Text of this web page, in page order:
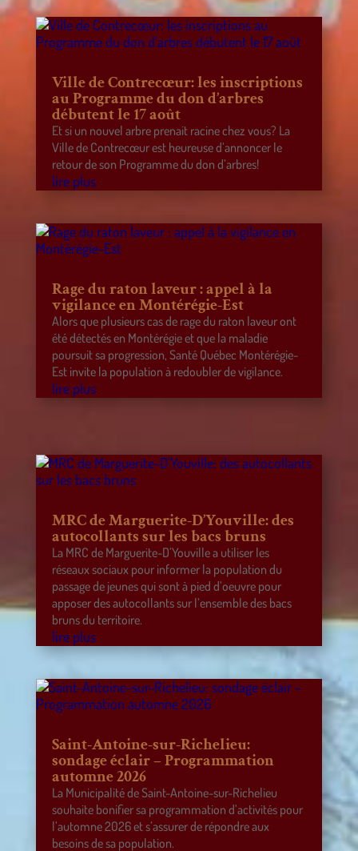
Ville de Contrecœur: les inscriptions
au Programme du don d’arbres
débutent le 17 août
Et si un nouvel arbre prenait racine chez vous? La
Ville de Contrecœur est heureuse d’annoncer le
retour de son Programme du don d’arbres!
lire plus
Rage du raton laveur : appel à la
vigilance en Montérégie-Est
Alors que plusieurs cas de rage du raton laveur ont
été détectés en Montérégie et que la maladie
poursuit sa progression, Santé Québec Montérégie-
Est invite la population à redoubler de vigilance.
lire plus
MRC de Marguerite-D’Youville: des
autocollants sur les bacs bruns
La MRC de Marguerite-D’Youville a utiliser les
réseaux sociaux pour informer la population du
passage de jeunes qui sont à pied d’oeuvre pour
apposer des autocollants sur l’ensemble des bacs
bruns du territoire.
lire plus
Saint-Antoine-sur-Richelieu:
sondage éclair – Programmation
automne 2026
La Municipalité de Saint-Antoine-sur-Richelieu
souhaite bonifier sa programmation d’activités pour
l’automne 2026 et s’assurer de répondre aux
besoins de sa population.